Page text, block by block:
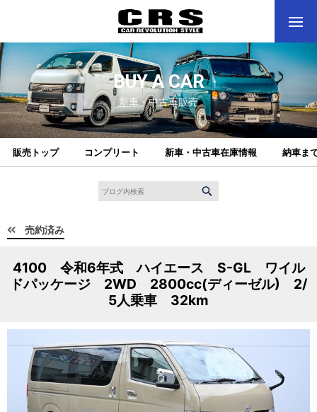
BUY A CAR
新車・中古車販売
販売トップ コンプリート 新車・中古車在庫情報 納車ま
売約済み
4100 令和6年式 ハイエース S-GL ワイル
ドパッケージ 2WD 2800cc(ディーゼル) 2/
5人乗車 32km